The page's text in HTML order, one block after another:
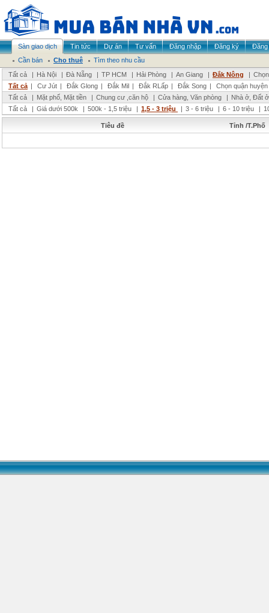
Sàn giao dịch Tin tức Dự án Tư vấn Đăng nhập Đăng ký
Đăng
Cần bán
Cho thuê
Tìm theo nhu cầu
Tất cả
| Hà Nội | Đà Nẵng | TP HCM | Hải Phòng | An Giang | Đắk Nông |
Tất cả | Cư Jút | Đắk Glong | Đắk Mil | Đắk RLấp | Đắk Song |
Chọn quận
Tất cả
| Mặt phố, Mặt tiền | Chung cư ,căn hộ | Cửa hàng, Văn phòng | Nhà ở, Đất ở
Tất cả
| Giá dưới 500k | 500k - 1,5 triệu | 1,5 - 3 triệu | 3 - 6 triệu | 6 - 10 triệu |
Tiêu đề Tỉnh /T.Phố